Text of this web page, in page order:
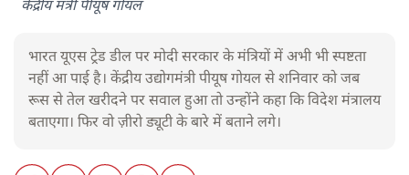
केंद्रीय मंत्री पीयूष गोयल
भारत यूएस ट्रेड डील पर मोदी सरकार के मंत्रियों में अभी भी स्पष्टता
नहीं आ पाई है। केंद्रीय उद्योगमंत्री पीयूष गोयल से शनिवार को जब
रूस से तेल खरीदने पर सवाल हुआ तो उन्होंने कहा कि विदेश मंत्रालय
बताएगा। फिर वो ज़ीरो ड्यूटी के बारे में बताने लगे।